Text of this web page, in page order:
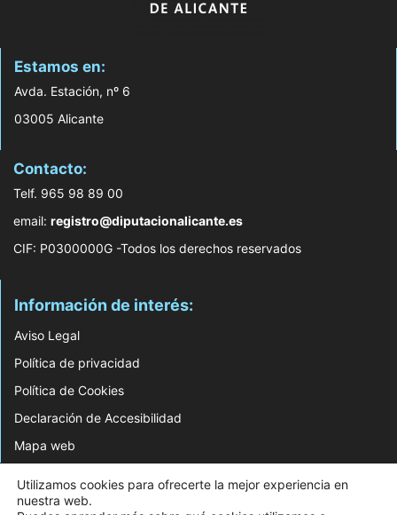
Estamos en:
Avda. Estación, nº 6
03005 Alicante
Contacto:
Telf. 965 98 89 00
email: registro@diputacionalicante.es
CIF: P0300000G -Todos los derechos reservados
Información de interés:
Aviso Legal
Política de privacidad
Política de Cookies
Declaración de Accesibilidad
Mapa web
© 2026 Web Desarrollada por el Servicio de Informática de Diputación de
Utilizamos cookies para ofrecerte la mejor experiencia en
nuestra web.